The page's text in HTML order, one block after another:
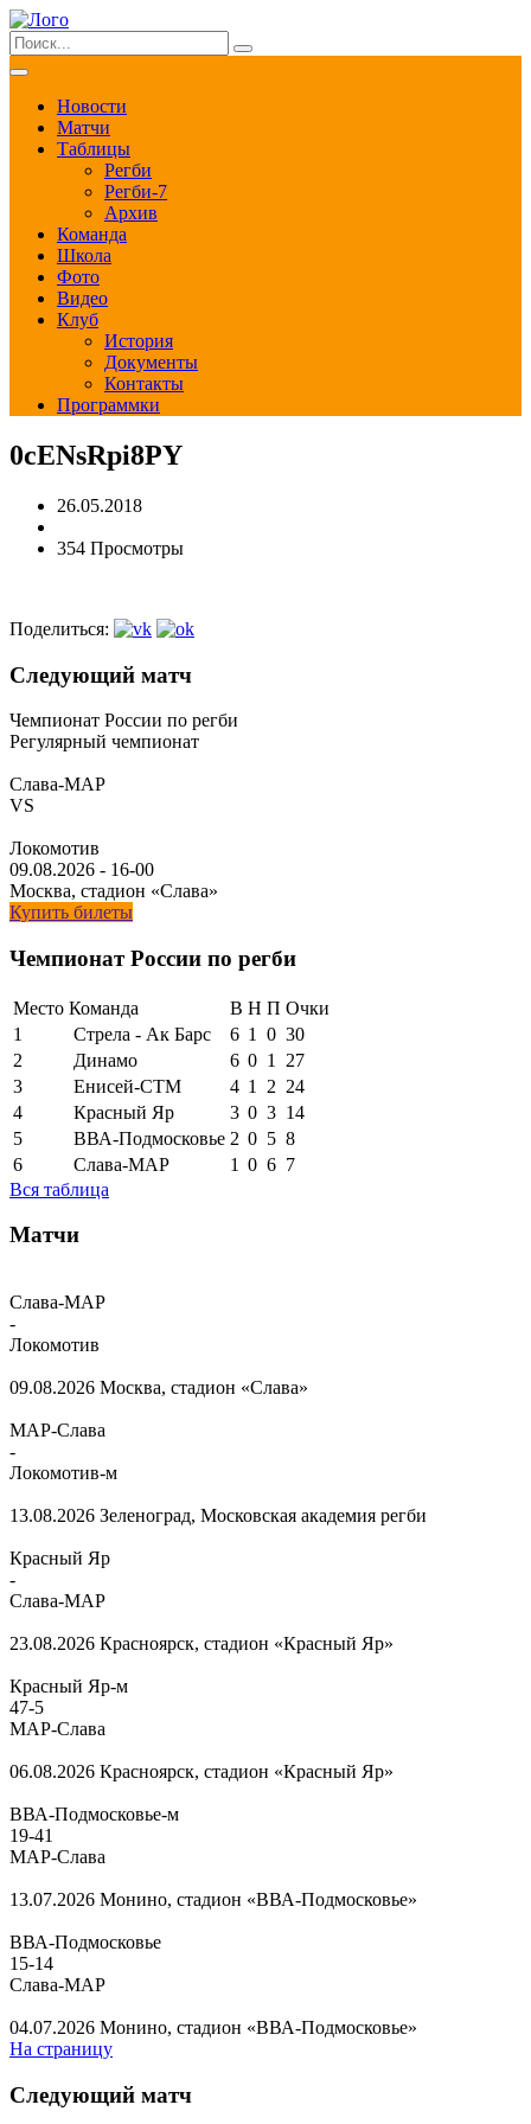
Новости
Матчи
Таблицы
Регби
Регби-7
Архив
Команда
Школа
Фото
Видео
Клуб
История
Документы
Контакты
Программки
0cENsRpi8PY
26.05.2018
354 Просмотры
Поделиться:
Следующий матч
Чемпионат России по регби
Регулярный чемпионат
Слава-МАР
VS
Локомотив
09.08.2026 - 16-00
Москва, стадион «Слава»
Купить билеты
Чемпионат России по регби
Место Команда В Н П Очки
1
Стрела - Ак Барс 6 1 0 30
2
Динамо 6 0 1
27
3
Енисей-СТМ 4 1 2 24
4
Красный Яр 3 0 3 14
5
ВВА-Подмосковье 2 0 5 8
6
Слава-МАР 1 0 6 7
Вся таблица
Матчи
Слава-МАР
-
Локомотив
09.08.2026 Москва, стадион «Слава»
МАР-Слава
-
Локомотив-м
13.08.2026 Зеленоград, Московская академия регби
Красный Яр
-
Слава-МАР
23.08.2026 Красноярск, стадион «Красный Яр»
Красный Яр-м
47-5
МАР-Слава
06.08.2026 Красноярск, стадион «Красный Яр»
ВВА-Подмосковье-м
19-41
МАР-Слава
13.07.2026 Монино, стадион «ВВА-Подмосковье»
ВВА-Подмосковье
15-14
Слава-МАР
04.07.2026 Монино, стадион «ВВА-Подмосковье»
На страницу
Следующий матч